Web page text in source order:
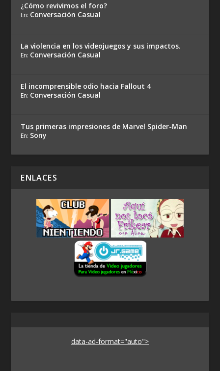
¿Cómo revivimos el foro?
En: Conversación Casual
La violencia en los videojuegos y sus impactos.
En: Conversación Casual
El incomprensible odio hacia Fallout 4
En: Conversación Casual
Tus primeras impresiones de Marvel Spider-Man
En: Sony
ENLACES
data-ad-format="auto">